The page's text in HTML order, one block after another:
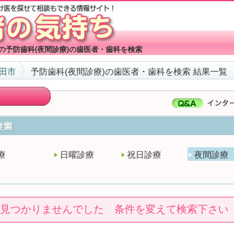
予防歯科(夜間診療)の歯医者・歯科を検索
市 予防歯科(夜間診療)の歯医者・歯科を検索 結果一覧
日曜診療 祝日診療 夜間診療
つかりませんでした 条件を変えて検索下さい